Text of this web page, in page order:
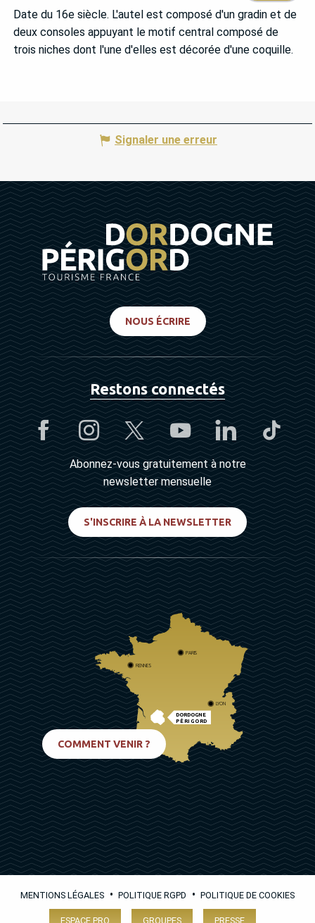
Date du 16e siècle. L'autel est composé d'un gradin et de
deux consoles appuyant le motif central composé de
trois niches dont l'une d'elles est décorée d'une coquille.
Signaler une erreur
NOUS ÉCRIRE
Restons connectés
Abonnez-vous gratuitement à notre
newsletter mensuelle
S'INSCRIRE À LA NEWSLETTER
DORDOGNE
PÉRIGORD
PARIS
RENNES
LYON
COMMENT VENIR ?
MENTIONS LÉGALES • POLITIQUE RGPD • POLITIQUE DE COOKIES
ESPACE PRO GROUPES PRESSE